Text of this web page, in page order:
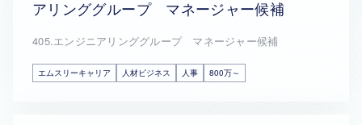
アリンググループ マネージャー候補
405.エンジニアリンググループ マネージャー候補
エムスリーキャリア 人材ビジネス 人事 800万～